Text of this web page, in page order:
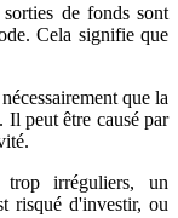
de fonds sont
Cela signifie que
que la
Il peut être causé par
irréguliers, un
risqué d'investir, ou